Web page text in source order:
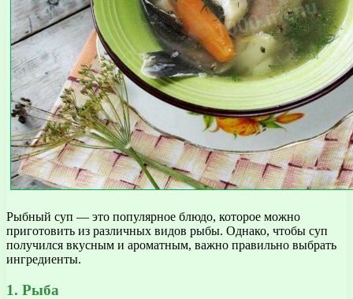
Рыбный суп — это популярное блюдо, которое можно
приготовить из различных видов рыбы. Однако, чтобы суп
получился вкусным и ароматным, важно правильно выбрать
ингредиенты.
1. Рыба